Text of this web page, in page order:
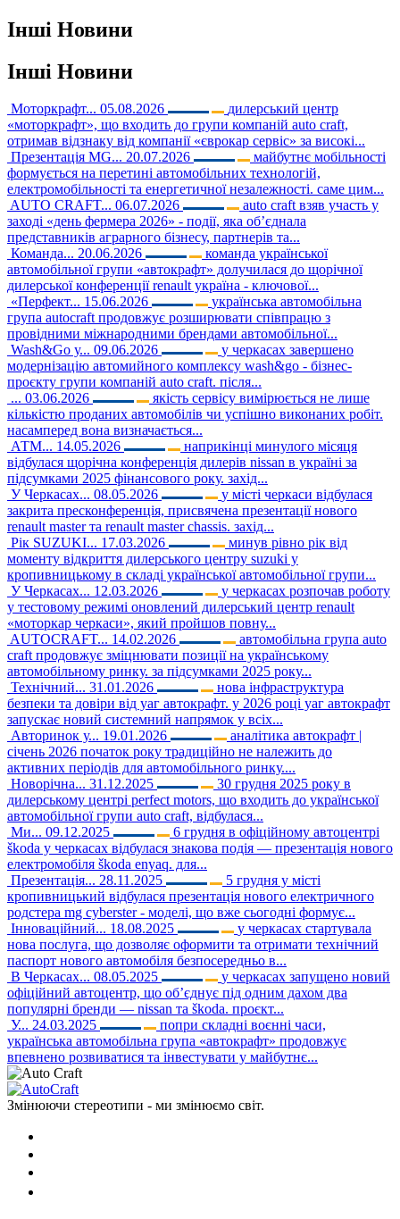
Інші Новини
Інші Новини
Моторкрафт... 05.08.2026
дилерський центр
«моторкрафт», що входить до групи компаній auto craft,
отримав відзнаку від компанії «єврокар сервіс» за високі...
Презентація MG... 20.07.2026
майбутнє мобільності
формується на перетині автомобільних технологій,
електромобільності та енергетичної незалежності. саме цим...
AUTO CRAFT... 06.07.2026
auto craft взяв участь у
заході «день фермера 2026» - події, яка об’єднала
представників аграрного бізнесу, партнерів та...
Команда... 20.06.2026
команда української
автомобільної групи «автокрафт» долучилася до щорічної
дилерської конференції renault україна - ключової...
«Перфект... 15.06.2026
українська автомобільна
група autocraft продовжує розширювати співпрацю з
провідними міжнародними брендами автомобільної...
Wash&Go у... 09.06.2026
у черкасах завершено
модернізацію автомийного комплексу wash&go - бізнес-
проєкту групи компаній auto craft. після...
... 03.06.2026
якість сервісу вимірюється не лише
кількістю проданих автомобілів чи успішно виконаних робіт.
насамперед вона визначається...
АТМ... 14.05.2026
наприкінці минулого місяця
відбулася щорічна конференція дилерів nissan в україні за
підсумками 2025 фінансового року. захід...
У Черкасах... 08.05.2026
у місті черкаси відбулася
закрита пресконференція, присвячена презентації нового
renault master та renault master chassis. захід...
Рік SUZUKI... 17.03.2026
минув рівно рік від
моменту відкриття дилерського центру suzuki у
кропивницькому в складі української автомобільної групи...
У Черкасах... 12.03.2026
у черкасах розпочав роботу
у тестовому режимі оновлений дилерський центр renault
«моторкар черкаси», який пройшов повну...
AUTOCRAFT... 14.02.2026
автомобільна група auto
craft продовжує зміцнювати позиції на українському
автомобільному ринку. за підсумками 2025 року...
Технічний... 31.01.2026
нова інфраструктура
безпеки та довіри від уаг автокрафт. у 2026 році уаг автокрафт
запускає новий системний напрямок у всіх...
Авторинок у... 19.01.2026
аналітика автокрафт |
січень 2026 початок року традиційно не належить до
активних періодів для автомобільного ринку....
Новорічна... 31.12.2025
30 грудня 2025 року в
дилерському центрі perfect motors, що входить до української
автомобільної групи auto craft, відбулася...
Ми... 09.12.2025
6 грудня в офіційному автоцентрі
škoda у черкасах відбулася знакова подія — презентація нового
електромобіля škoda enyaq. для...
Презентація... 28.11.2025
5 грудня у місті
кропивницький відбулася презентація нового електричного
родстера mg cyberster - моделі, що вже сьогодні формує...
Інноваційний... 18.08.2025
у черкасах стартувала
нова послуга, що дозволяє оформити та отримати технічний
паспорт нового автомобіля безпосередньо в...
В Черкасах... 08.05.2025
у черкасах запущено новий
офіційний автоцентр, що об’єднує під одним дахом два
популярні бренди — nissan та škoda. проєкт...
У... 24.03.2025
попри складні воєнні часи,
українська автомобільна група «автокрафт» продовжує
впевнено розвиватися та інвестувати у майбутнє...
Змінюючи стереотипи - ми змінюємо світ.